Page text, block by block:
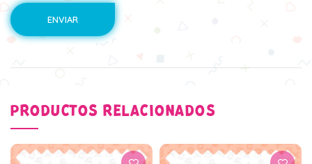
PRODUCTOS RELACIONADOS